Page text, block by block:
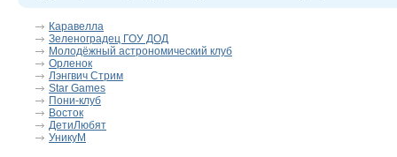
Каравелла
Зеленоградец ГОУ ДОД
Молодёжный астрономический клуб
Орленок
Лэнгвич Стрим
Star Games
Пони-клуб
Восток
ДетиЛюбят
УникуМ